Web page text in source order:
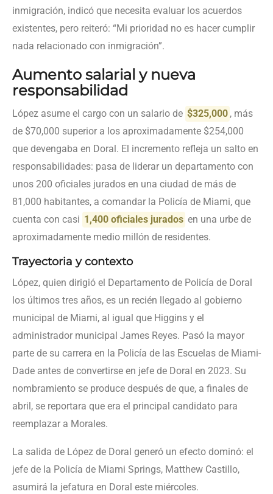
inmigración, indicó que necesita evaluar los acuerdos
existentes, pero reiteró: “Mi prioridad no es hacer cumplir
nada relacionado con inmigración”.
Aumento salarial y nueva
responsabilidad
López asume el cargo con un salario de $325,000 , más
de $70,000 superior a los aproximadamente $254,000
que devengaba en Doral. El incremento refleja un salto en
responsabilidades: pasa de liderar un departamento con
unos 200 oficiales jurados en una ciudad de más de
81,000 habitantes, a comandar la Policía de Miami, que
cuenta con casi 1,400 oficiales jurados en una urbe de
aproximadamente medio millón de residentes.
Trayectoria y contexto
López, quien dirigió el Departamento de Policía de Doral
los últimos tres años, es un recién llegado al gobierno
municipal de Miami, al igual que Higgins y el
administrador municipal James Reyes. Pasó la mayor
parte de su carrera en la Policía de las Escuelas de Miami-
Dade antes de convertirse en jefe de Doral en 2023. Su
nombramiento se produce después de que, a finales de
abril, se reportara que era el principal candidato para
reemplazar a Morales.
La salida de López de Doral generó un efecto dominó: el
jefe de la Policía de Miami Springs, Matthew Castillo,
asumirá la jefatura en Doral este miércoles.